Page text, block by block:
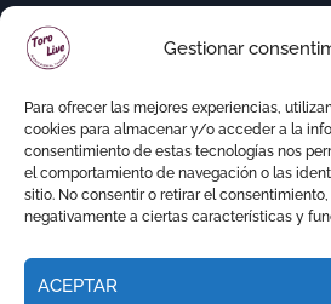
Gestionar
Para ofrecer las mejores experiencias,
cookies para almacenar y/o acceder a la
consentimiento de estas tecnologías nos
el comportamiento de navegación o las
sitio. No consentir o retirar el
negativamente a ciertas características y
ACEPTAR